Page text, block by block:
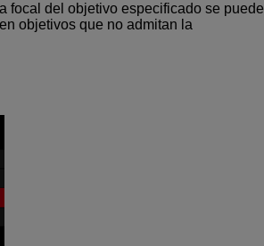
focal del objetivo especificado se puede
objetivos que no admitan la